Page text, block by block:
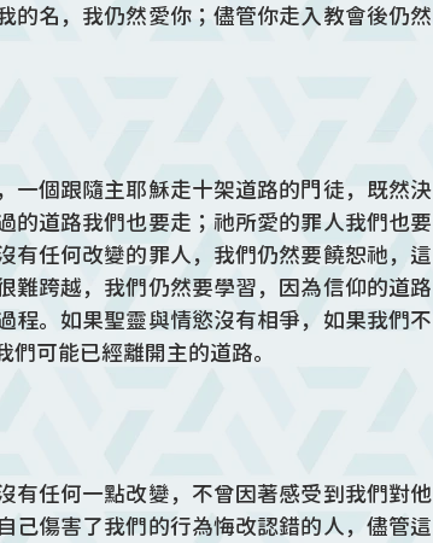
的名，我仍然愛你；儘管你走入教會後仍然
一個跟隨主耶穌走十架道路的門徒，既然決
的道路我們也要走；祂所愛的罪人我們也要
有任何改變的罪人，我們仍然要饒恕祂，這
難跨越，我們仍然要學習，因為信仰的道路
程。如果聖靈與情慾沒有相爭，如果我們不
可能已經離開主的道路。
有任何一點改變，不曾因著感受到我們對他
己傷害了我們的行為悔改認錯的人，儘管這